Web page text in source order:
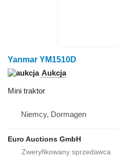
Yanmar YM1510D
Aukcja
Mini traktor
Niemcy, Dormagen
Euro Auctions GmbH